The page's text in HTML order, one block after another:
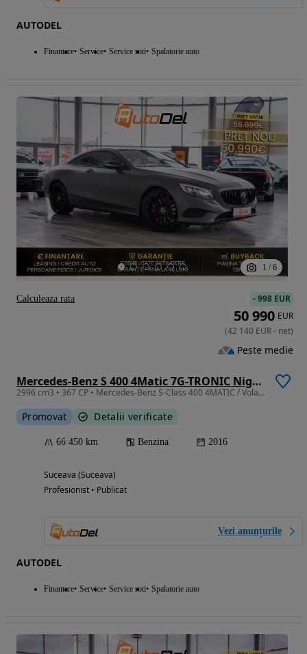
AUTODEL
Finantare Service Service roti Spalatorie auto
1 / 6
Mercedes-Benz S 400 4Matic 7G-TRONIC Night Edition
2996 cm3 • 367 CP • Mercedes-Benz S-Class 400 4MATIC / Volan încălzit / 360 / Panoramic
Promovat Detalii verificate
66 450 km Benzina 2016
Suceava (Suceava)
Profesionist • Publicat
Vezi anunțurile
AUTODEL
Finantare Service Service roti Spalatorie auto
-998 EUR
50 990 EUR
(42 140 EUR- net)
Peste medie
Calculeaza rata